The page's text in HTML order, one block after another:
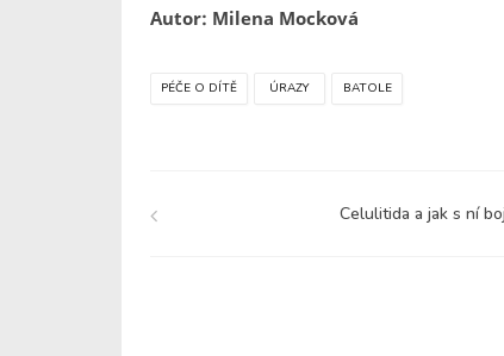
Autor: Milena Mocková
PÉČE O DÍTĚ ÚRAZY BATOLE
Celulitida a jak s ní